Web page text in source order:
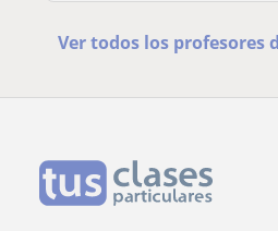
Ver todos los profesores